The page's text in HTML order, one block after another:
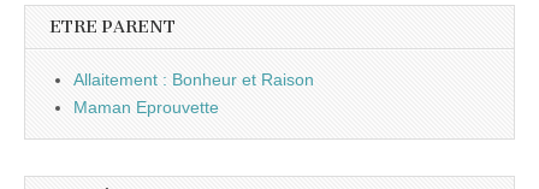
ETRE PARENT
Allaitement : Bonheur et Raison
Maman Eprouvette